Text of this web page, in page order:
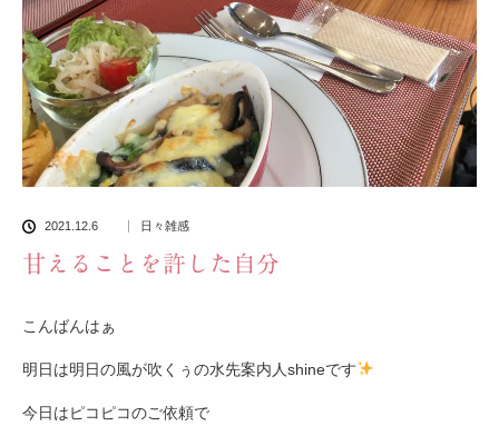
2021.12.6 日々雑感
甘えることを許した自分
こんばんはぁ
明日は明日の風が吹くぅの水先案内人shineです
今日はピコピコのご依頼で